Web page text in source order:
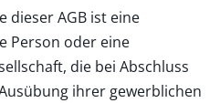
dieser AGB ist eine
Person oder eine
die bei Abschluss
ihrer gewerblichen